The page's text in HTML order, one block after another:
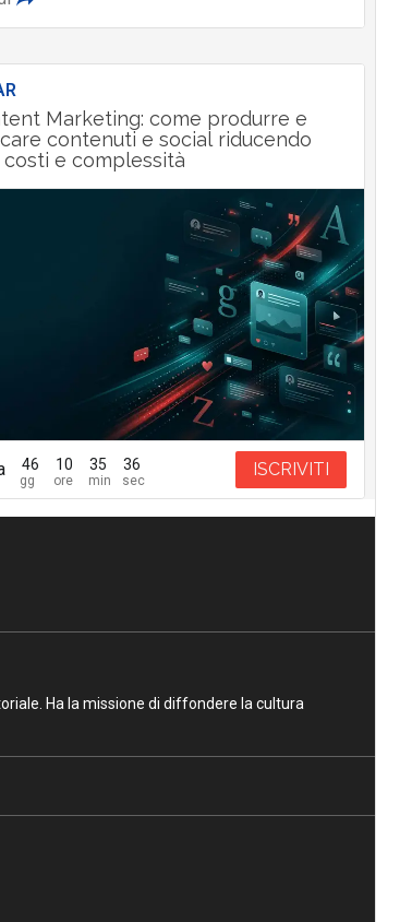
Marketing: come produrre e
contenuti e social riducendo
e complessità
46 10 35 35 ISCRIVITI
Ha la missione di diffondere la cultura